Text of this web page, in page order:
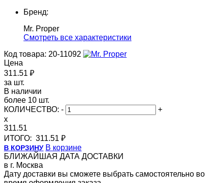
Бренд:
Mr. Proper
Cмотреть все характеристики
Код товара: 20-11092
Цена
311.51 ₽
за шт.
В наличии
более 10 шт.
КОЛИЧЕСТВО: -
+
x
311.51
ИТОГО: 311.51 ₽
В КОРЗИНУ В корзине
БЛИЖАЙШАЯ ДАТА ДОСТАВКИ
в г. Москва
Дату доставки вы сможете выбрать самостоятельно во